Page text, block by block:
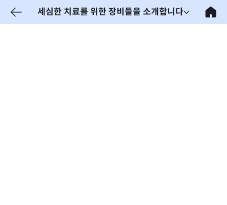
세심한 치료를 위한 장비들을 소개합니다